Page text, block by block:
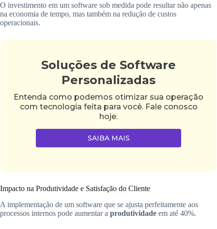
O investimento em um software sob medida pode resultar não apenas
na economia de tempo, mas também na redução de custos
operacionais.
Soluções de Software
Personalizadas
Entenda como podemos otimizar sua operação
com tecnologia feita para você. Fale conosco
hoje.
SAIBA MAIS
Impacto na Produtividade e Satisfação do Cliente
A implementação de um software que se ajusta perfeitamente aos
processos internos pode aumentar a produtividade em até 40%.